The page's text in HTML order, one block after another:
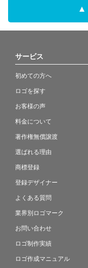
サービス
初めての方へ
ロゴを探す
お客様の声
料金について
著作権無償譲渡
選ばれる理由
商標登録
登録デザイナー
よくある質問
業界別ロゴマーク
お問い合わせ
ロゴ制作実績
ロゴ作成マニュアル